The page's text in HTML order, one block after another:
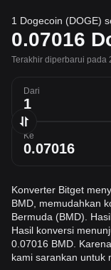
1 Dogecoin (DOGE)
0.07016
Terakhir diperbarui pada
Dari
Ke
Konverter Bitget
BMD, memudahkan
Bermuda (BMD).
Hasil konversi
0.07016 BMD.
kami sarankan untuk